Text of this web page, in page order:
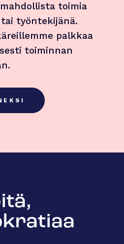
toimia
työntekijänä.
palkkaa
toiminnan